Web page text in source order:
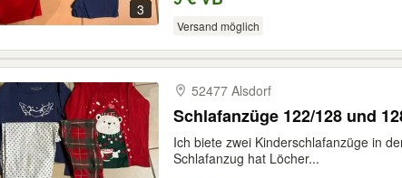
3
Versand möglich
52477 Alsdorf
Schlafanzüge 122/128 und
Ich biete zwei Kinderschlafanzüge in
Schlafanzug hat Löcher...